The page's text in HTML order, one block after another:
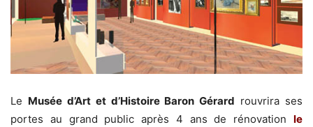
Le Musée d’Art et d’Histoire Baron Gérard rouvrira ses
portes au grand public après 4 ans de rénovation le